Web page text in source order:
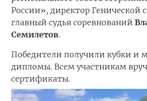
России», директор Генической
главный судья соревнований
Семилетов.
Победители получили кубки и
дипломы. Всем участникам
сертификаты.